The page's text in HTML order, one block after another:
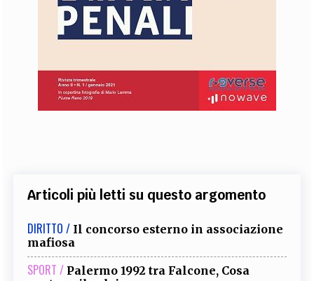
Articoli più letti su questo argomento
DIRITTO / Il concorso esterno in associazione
mafiosa
SPORT / Palermo 1992 tra Falcone, Cosa